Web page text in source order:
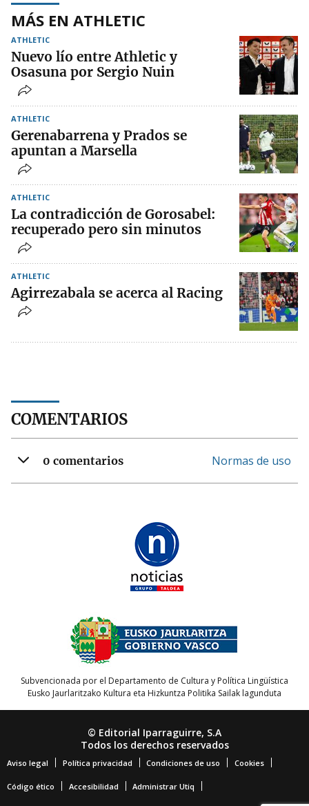
MÁS EN ATHLETIC
ATHLETIC
Nuevo lío entre Athletic y
Osasuna por Sergio Nuin
ATHLETIC
Gerenabarrena y Prados se
apuntan a Marsella
ATHLETIC
La contradicción de Gorosabel:
recuperado pero sin minutos
ATHLETIC
Agirrezabala se acerca al Racing
COMENTARIOS
0 comentarios Normas de uso
Subvencionada por el Departamento de Cultura y Política Lingüística
Eusko Jaurlaritzako Kultura eta Hizkuntza Politika Sailak lagunduta
© Editorial Iparraguirre, S.A
Todos los derechos reservados
Aviso legal Política privacidad Condiciones de uso Cookies
Código ético Accesibilidad Administrar Utiq